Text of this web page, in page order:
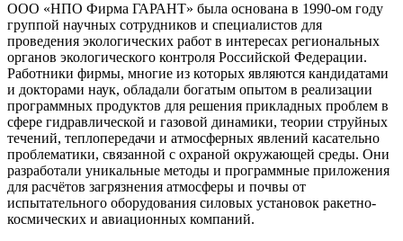
ООО «НПО Фирма ГАРАНТ» была основана в 1990-ом году
группой научных сотрудников и специалистов для
проведения экологических работ в интересах региональных
органов экологического контроля Российской Федерации.
Работники фирмы, многие из которых являются кандидатами
и докторами наук, обладали богатым опытом в реализации
программных продуктов для решения прикладных проблем в
сфере гидравлической и газовой динамики, теории струйных
течений, теплопередачи и атмосферных явлений касательно
проблематики, связанной с охраной окружающей среды. Они
разработали уникальные методы и программные приложения
для расчётов загрязнения атмосферы и почвы от
испытательного оборудования силовых установок ракетно-
космических и авиационных компаний.